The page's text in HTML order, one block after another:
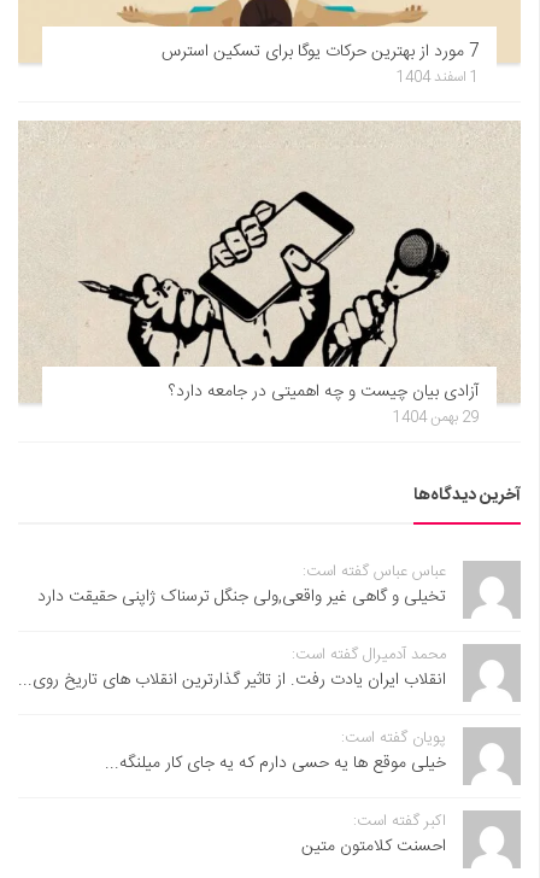
7 مورد از بهترین حرکات یوگا برای تسکین استرس
1 اسفند 1404
آزادی بیان چیست و چه اهمیتی در جامعه دارد؟
29 بهمن 1404
آخرین دیدگاه‌ها
عباس عباس گفته است:
تخیلی و گاهی غیر واقعی,ولی جنگل ترسناک ژاپنی حقیقت دارد
محمد آدمیرال گفته است:
انقلاب ایران یادت رفت. از تاثیر گذارترین انقلاب های تاریخ روی...
پویان گفته است:
خیلی موقع ها یه حسی دارم که یه جای کار میلنگه...
اکبر گفته است:
احسنت ‌کلامتون متین